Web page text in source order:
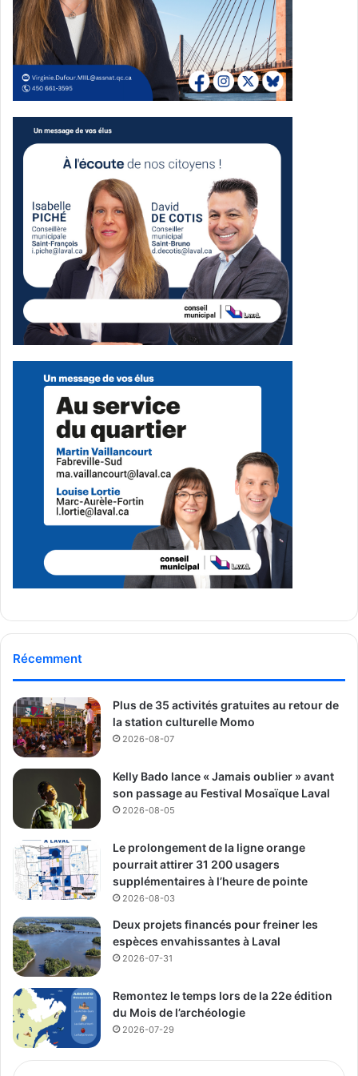
Pour ceux qui n’ont pas pu assister à l’événement du 1er
février, l’opportunité de vivre l’expérience du Collège
Montmorency reste ouverte grâce aux Ateliers d’un jour.
Ces ateliers offrent une chance unique de voir le Collège
en action, de se familiariser avec les lieux et d’assister à
essentielle pour les futurs collégiens, qui doivent
soumettre leur demande d’admission au Service régional
d’admission du Montréal métropolitain (SRAM) avant la
date limite du 1er mars 2024.
Ce succès remarquable reflète l’engagement croissant
des futurs étudiants envers leur éducation et leur désir de
prendre des décisions éclairées concernant leur avenir
académique. Le Collège Montmorency, seul établissement
collégial établi à Laval, accueille près de 8 500 étudiants
pour l’année académique 2023-2024. Avec 28
préuniversitaire et vingt-trois en formation technique,
l’institution s’efforce de répondre aux besoins variés de sa
clientèle. De plus, elle offre un éventail de programmes et
de services adaptés à la clientèle adulte, ainsi qu’un
service de formation sur mesure en entreprise pour
répondre aux besoins du marché.
Les informations présentées proviennent d’un
communiqué de presse émanant du Collège Montmorency
MCL - Média
Communautaire Lavallois
Publicité sponsorisée par la conseillère municipale de Saint-François et David
De Cotis, conseiller municipal de Saint-Bruno
Récemment
Plus de 35 activités gratuites au retour de
la station culturelle Momo
2026-08-07
Kelly Bado lance « Jamais oublier » avant
son passage au Festival Mosaïque Laval
2026-08-05
Le prolongement de la ligne orange
pourrait attirer 31 200 usagers
supplémentaires à l’heure de pointe
2026-08-03
Deux projets financés pour freiner les
espèces envahissantes à Laval
2026-07-31
Remontez le temps lors de la 22e édition
du Mois de l’archéologie
2026-07-29